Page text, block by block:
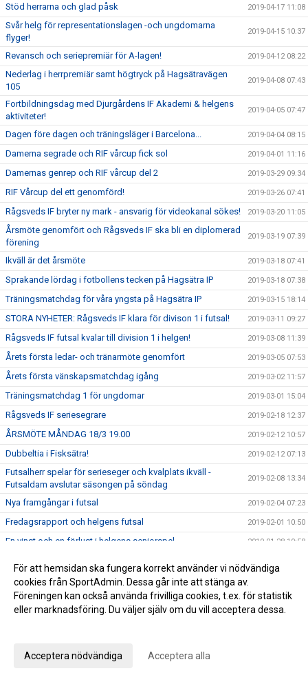
Stöd herrarna och glad påsk 2019-04-17 11:08
Svår helg för representationslagen -och ungdomarna
flyger!
2019-04-15 10:37
Revansch och seriepremiär för A-lagen! 2019-04-12 08:22
Nederlag i herrpremiär samt högtryck på Hagsätravägen
105
2019-04-08 07:43
Fortbildningsdag med Djurgårdens IF Akademi & helgens
aktiviteter!
2019-04-05 07:47
Dagen före dagen och träningsläger i Barcelona... 2019-04-04 08:15
Damerna segrade och RIF vårcup fick sol 2019-04-01 11:16
Damernas genrep och RIF vårcup del 2 2019-03-29 09:34
RIF Vårcup del ett genomförd! 2019-03-26 07:41
Rågsveds IF bryter ny mark - ansvarig för videokanal sökes! 2019-03-20 11:05
Årsmöte genomfört och Rågsveds IF ska bli en diplomerad
förening
2019-03-19 07:39
Ikväll är det årsmöte 2019-03-18 07:41
Sprakande lördag i fotbollens tecken på Hagsätra IP 2019-03-18 07:38
Träningsmatchdag för våra yngsta på Hagsätra IP 2019-03-15 18:14
STORA NYHETER: Rågsveds IF klara för divison 1 i futsal! 2019-03-11 09:27
Rågsveds IF futsal kvalar till division 1 i helgen! 2019-03-08 11:39
Årets första ledar- och tränarmöte genomfört 2019-03-05 07:53
Årets första vänskapsmatchdag igång 2019-03-02 11:57
Träningsmatchdag 1 för ungdomar 2019-03-01 15:04
Rågsveds IF seriesegrare 2019-02-18 12:37
ÅRSMÖTE MÅNDAG 18/3 19.00 2019-02-12 10:57
Dubbeltia i Fisksätra! 2019-02-12 07:13
Futsalherr spelar för serieseger och kvalplats ikväll -
Futsaldam avslutar säsongen på söndag
2019-02-08 13:34
Nya framgångar i futsal 2019-02-04 07:23
Fredagsrapport och helgens futsal 2019-02-01 10:50
En vinst och en förlust i helgens seniorspel 2019-01-28 10:58
Rågsveds IF VÅRCUP 2019
Helgens dubbel i futsal! 2019-01-20 20:47
Vinst i seriefinal för herrfutsal och rapport från jullovet
För att hemsidan ska fungera korrekt använder vi nödvändiga
cookies från SportAdmin. Dessa går inte att stänga av.
Föreningen kan också använda frivilliga cookies, t.ex. för statistik
eller marknadsföring. Du väljer själv om du vill acceptera dessa.
Acceptera nödvändiga Acceptera alla